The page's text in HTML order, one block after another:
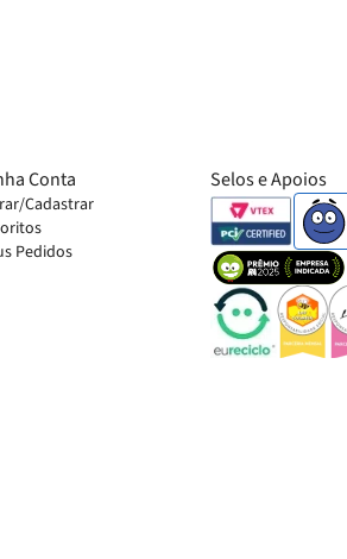
Conta
Cadastrar
Pedidos
Selos e Apoios